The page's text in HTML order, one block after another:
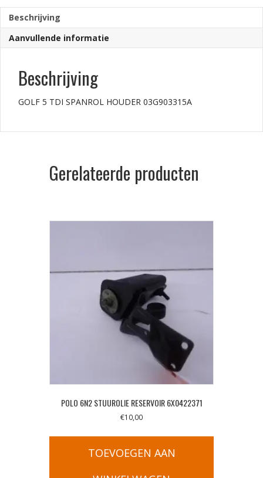
Beschrijving
Aanvullende informatie
Beschrijving
GOLF 5 TDI SPANROL HOUDER 03G903315A
Gerelateerde producten
POLO 6N2 STUUROLIE RESERVOIR 6X0422371
€10,00
TOEVOEGEN AAN